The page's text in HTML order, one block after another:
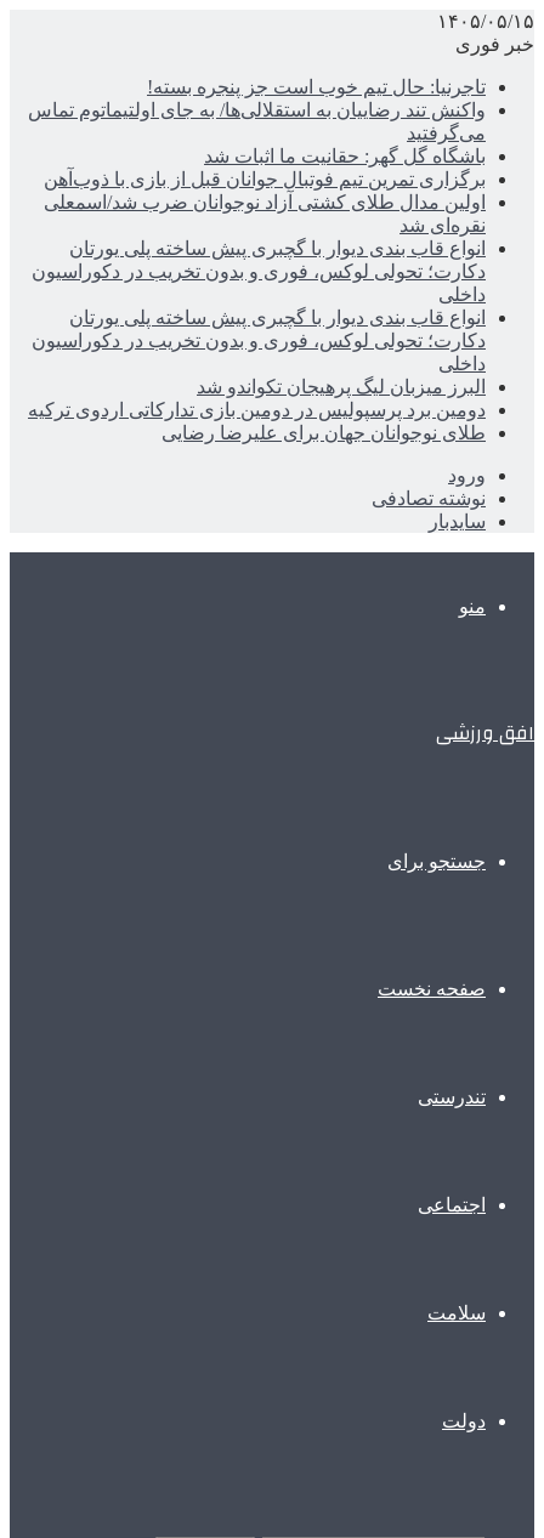
۱۴۰۵/۰۵/۱۵
خبر فوری
تاجرنیا: حال تیم خوب است جز پنجره بسته!
واکنش تند رضاییان به استقلالی‌ها/ به جای اولتیماتوم تماس
می‌گرفتید
باشگاه گل گهر: حقانیت ما اثبات شد
برگزاری تمرین تیم فوتبال جوانان قبل از بازی با ذوب‌آهن
اولین مدال طلای کشتی آزاد نوجوانان ضرب شد/اسمعلی
نقره‌ای شد
انواع قاب بندی دیوار با گچبری پیش ساخته پلی یورتان
دکارت؛ تحولی لوکس، فوری و بدون تخریب در دکوراسیون
داخلی
انواع قاب بندی دیوار با گچبری پیش ساخته پلی یورتان
دکارت؛ تحولی لوکس، فوری و بدون تخریب در دکوراسیون
داخلی
البرز میزبان لیگ پرهیجان تکواندو شد
دومین برد پرسپولیس در دومین بازی تدارکاتی اردوی ترکیه
طلای نوجوانان جهان برای علیرضا رضایی
ورود
نوشته تصادفی
سایدبار
منو
افق ورزشی
جستجو برای
صفحه نخست
تندرستی
اجتماعی
سلامت
دولت